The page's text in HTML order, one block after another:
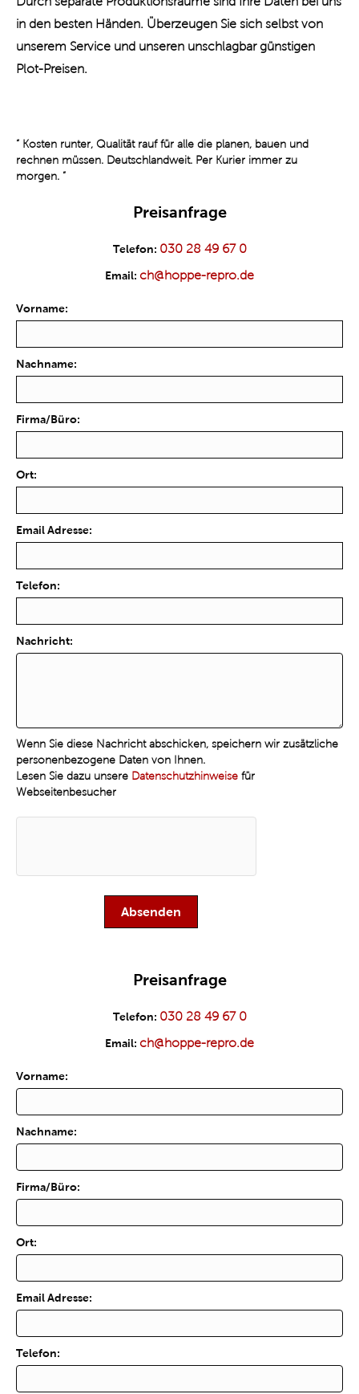
in den besten Händen. Überzeugen Sie sich selbst von
unserem Service und unseren unschlagbar günstigen
Plot-Preisen.
“ Kosten runter, Qualität rauf für alle die planen, bauen und
rechnen müssen. Deutschlandweit. Per Kurier immer zu
morgen. ”
Preisanfrage
Telefon: 030 28 49 67 0
Email: ch@hoppe-repro.de
Vorname:
Nachname:
Firma/Büro:
Ort:
Email Adresse:
Telefon:
Nachricht:
Wenn Sie diese Nachricht abschicken, speichern wir zusätzliche
personenbezogene Daten von Ihnen.
Lesen Sie dazu unsere Datenschutzhinweise für
Webseitenbesucher
Preisanfrage
Telefon: 030 28 49 67 0
Email: ch@hoppe-repro.de
Vorname:
Nachname:
Firma/Büro:
Ort:
Email Adresse:
Telefon: